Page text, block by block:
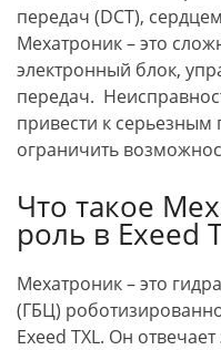
передач (DCT),
Мехатроник – это
электронный блок,
передач.
привести к
ограничить
Что такое
роль в Exeed
Мехатроник – это
(ГБЦ)
Exeed TXL. Он отвечает